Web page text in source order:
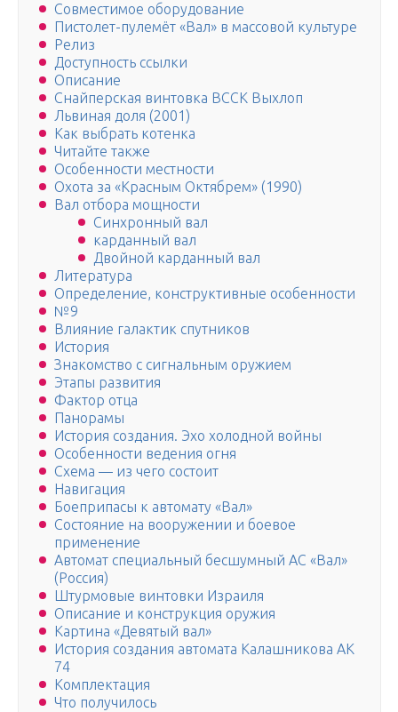
Совместимое оборудование
Пистолет-пулемёт «Вал» в массовой культуре
Релиз
Доступность ссылки
Описание
Снайперская винтовка ВССК Выхлоп
Львиная доля (2001)
Как выбрать котенка
Читайте также
Особенности местности
Охота за «Красным Октябрем» (1990)
Вал отбора мощности
Синхронный вал
карданный вал
Двойной карданный вал
Литература
Определение, конструктивные особенности
№9
Влияние галактик спутников
История
Знакомство с сигнальным оружием
Этапы развития
Фактор отца
Панорамы
История создания. Эхо холодной войны
Особенности ведения огня
Схема — из чего состоит
Навигация
Боеприпасы к автомату «Вал»
Состояние на вооружении и боевое
применение
Автомат специальный бесшумный АС «Вал»
(Россия)
Штурмовые винтовки Израиля
Описание и конструкция оружия
Картина «Девятый вал»
История создания автомата Калашникова АК
74
Комплектация
Что получилось